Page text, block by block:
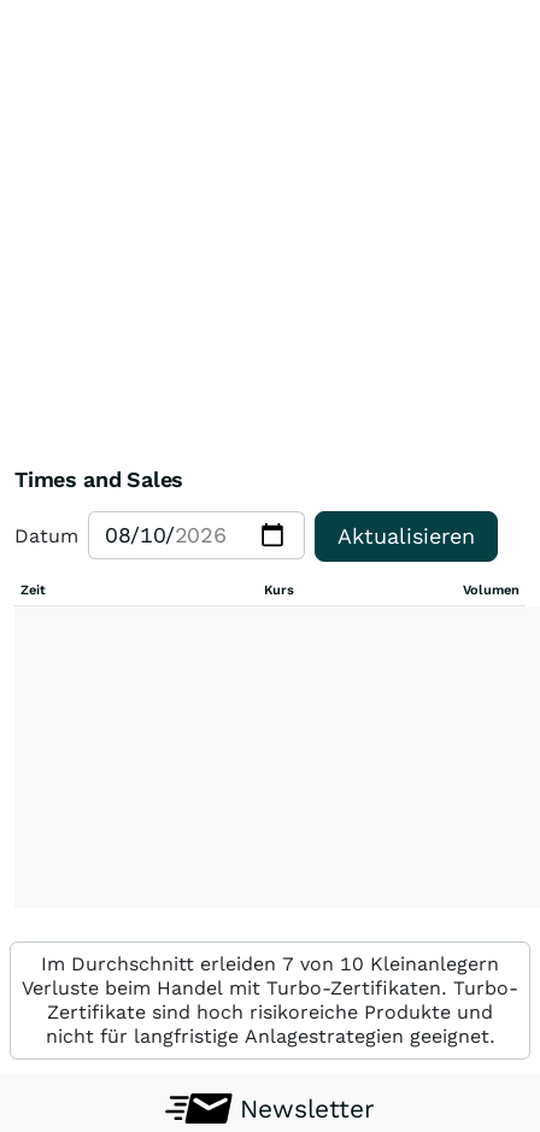
Times and Sales
Datum Aktualisieren
Zeit Kurs Volumen
Im Durchschnitt erleiden 7 von 10 Kleinanlegern
Verluste beim Handel mit Turbo-Zertifikaten. Turbo-
Zertifikate sind hoch risikoreiche Produkte und
nicht für langfristige Anlagestrategien geeignet.
Newsletter